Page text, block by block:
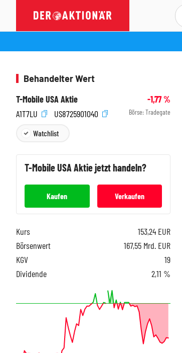
Behandelter Wert
T-Mobile USA Aktie
-1,77%
A1T7LU
US8725901040 Börse: Tradegate
Watchlist
T-Mobile USA Aktie jetzt handeln?
Kaufen Verkaufen
Kurs 153,24 EUR
Börsenwert
167,55 Mrd. EUR
KGV
19
Dividende
2,11 %